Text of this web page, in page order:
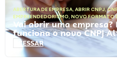
ABERTURA DE EMPRESA, ABRIR CNPJ,
EMPREENDEDORISMO, NOVO FORMATO
Vai abrir uma empresa?
funciona o novo CNPJ
ACESSAR